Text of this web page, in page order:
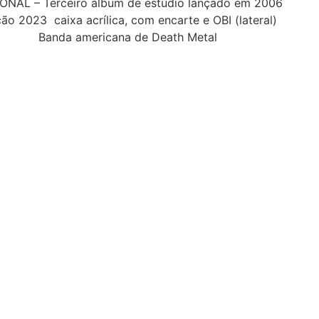
2023 caixa acrílica, com encarte e OBI (lateral)
Banda americana de Death Metal